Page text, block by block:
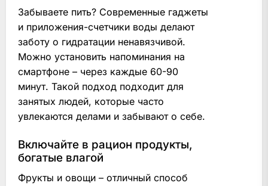
Забываете пить? Современные гаджеты
и приложения-счетчики воды делают
заботу о гидратации ненавязчивой.
Можно установить напоминания на
смартфоне – через каждые 60-90
минут. Такой подход подходит для
занятых людей, которые часто
увлекаются делами и забывают о себе.
Включайте в рацион продукты,
богатые влагой
Фрукты и овощи – отличный способ